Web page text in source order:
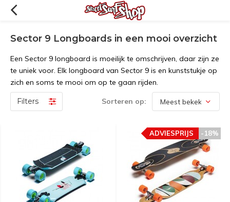
Sector 9 Longboards in een mooi overzicht
Een Sector 9 longboard is moeilijk te omschrijven, daar zijn ze
te uniek voor. Elk longboard van Sector 9 is en kunststukje op
zich en soms te mooi om op te gaan rijden.
Filters Sorteren op:
-18%
ADVIESPRIJS